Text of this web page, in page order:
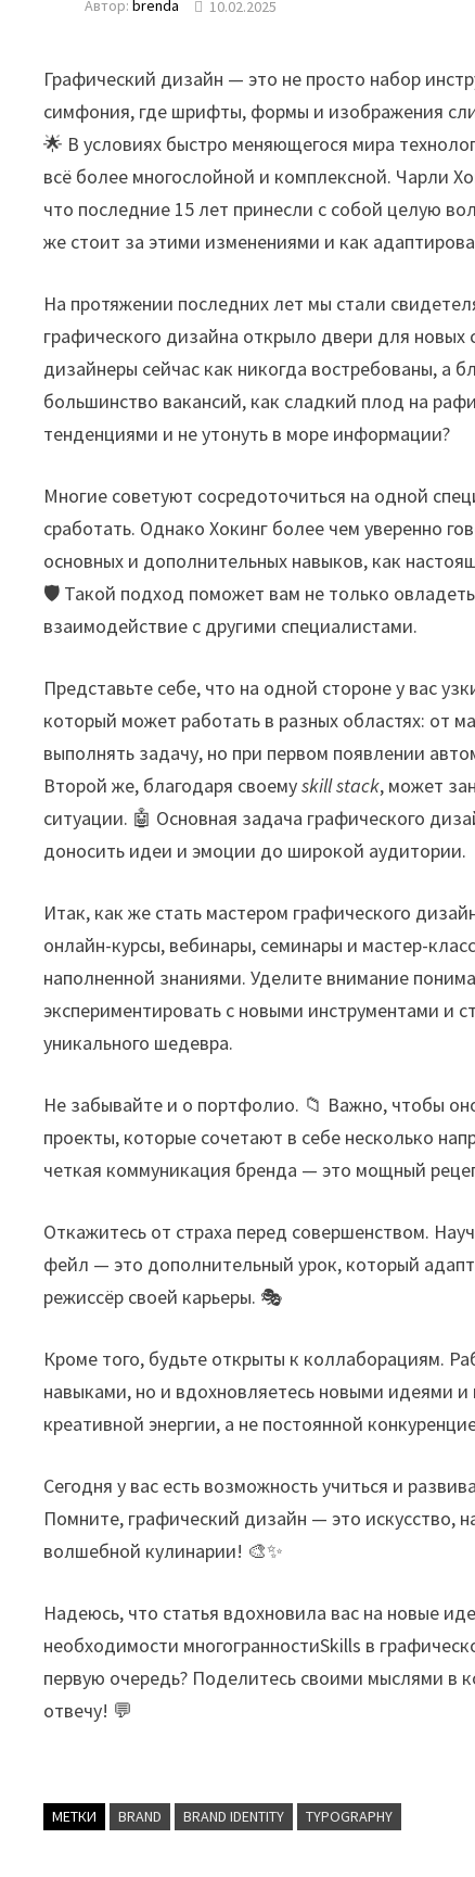
Автор:brenda 10.02.2025
Графический дизайн — это не просто набор
симфония, где шрифты, формы и изображения
🌟 В условиях быстро меняющегося мира
всё более многослойной и комплексной. Чарли
что последние 15 лет принесли с собой целую
же стоит за этими изменениями и как
На протяжении последних лет мы стали
графического дизайна открыло двери для
дизайнеры сейчас как никогда востребованы, а
большинство вакансий, как сладкий плод на
тенденциями и не утонуть в море информации?
Многие советуют сосредоточиться на одной
сработать. Однако Хокинг более чем уверенно
основных и дополнительных навыков, как
🛡️ Такой подход поможет вам не только
взаимодействие с другими специалистами.
Представьте себе, что на одной стороне у вас
который может работать в разных областях: от
выполнять задачу, но при первом появлении
Второй же, благодаря своемуskill stack, может
ситуации. 🤖 Основная задача графического
доносить идеи и эмоции до широкой аудитории.
Итак, как же стать мастером графического
онлайн-курсы, вебинары, семинары и мастер-
наполненной знаниями. Уделите внимание
экспериментировать с новыми инструментами
уникального шедевра.
Не забывайте и о портфолио. 📁 Важно, чтобы
проекты, которые сочетают в себе несколько
четкая коммуникация бренда — это мощный
Откажитесь от страха перед совершенством.
фейл — это дополнительный урок, который
режиссёр своей карьеры. 🎭
Кроме того, будьте открыты к коллаборациям.
навыками, но и вдохновляетесь новыми идеями
креативной энергии, а не постоянной
Сегодня у вас есть возможность учиться и
Помните, графический дизайн — это искусство,
волшебной кулинарии! 🎨✨
Надеюсь, что статья вдохновила вас на новые
необходимости многогранностиSkills в
первую очередь? Поделитесь своими мыслями в
отвечу! 💬
МЕТКИ BRAND BRAND IDENTITY TYPOGRAPHY